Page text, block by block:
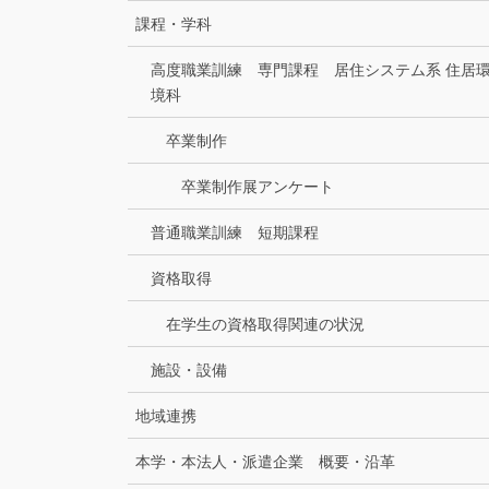
課程・学科
高度職業訓練 専門課程 居住システム系 住居
境科
卒業制作
卒業制作展アンケート
普通職業訓練 短期課程
資格取得
在学生の資格取得関連の状況
施設・設備
地域連携
本学・本法人・派遣企業 概要・沿革